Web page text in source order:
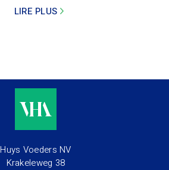
LIRE PLUS
Huys Voeders NV
Krakeleweg 38